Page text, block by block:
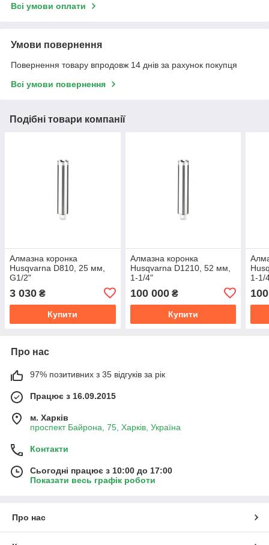
Всі умови оплати
Умови повернення
Повернення товару впродовж 14 днів за рахунок покупця
Всі умови повернення
Подібні товари компанії
Алмазна коронка
Husqvarna D810, 25 мм,
G1/2"
3 030 ₴
Купити
Алмазна коронка
Husqvarna D1210, 52 мм,
1-1/4"
100 000₴
Купити
1-1/
Про нас
97% позитивних з 35 відгуків за рік
Працює з 16.09.2015
м. Харків
проспект Байрона, 75, Харків, Україна
Контакти
Сьогодні працює з 10:00 до 17:00
Показати весь графік роботи
Про нас